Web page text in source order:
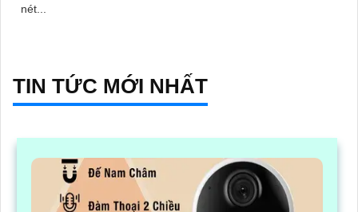
nét...
TIN TỨC MỚI NHẤT